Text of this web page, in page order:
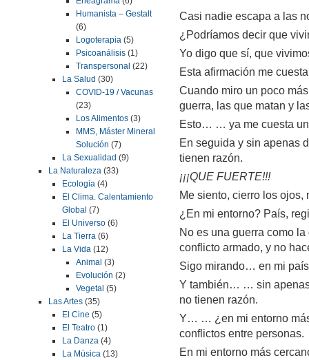
Humanista – Gestalt
(6)
Logoterapia (5)
Psicoanálisis (1)
Transpersonal (22)
La Salud (30)
COVID-19 / Vacunas
(23)
Los Alimentos (3)
MMS, Máster Mineral
Solución (7)
La Sexualidad (9)
La Naturaleza (33)
Ecología (4)
El Clima. Calentamiento
Global (7)
El Universo (6)
La Tierra (6)
La Vida (12)
Animal (3)
Evolución (2)
Vegetal (5)
Las Artes (35)
El Cine (5)
El Teatro (1)
La Danza (4)
La Música (13)
Casi nadie escapa a las
¿Podríamos decir que
Yo digo que sí, que
Esta afirmación me
Cuando miro un poco
guerra, las que matan y
Esto… … ya me cuesta
En seguida y sin apenas
tienen razón.
¡¡¡QUE FUERTE!!!
Me siento, cierro los ojos,
¿En mi entorno? País,
No es una guerra como
conflicto armado, y no
Sigo mirando… en mi
Y también… … sin apenas
no tienen razón.
Y… … ¿en mi entorno
conflictos entre personas.
En mi entorno más